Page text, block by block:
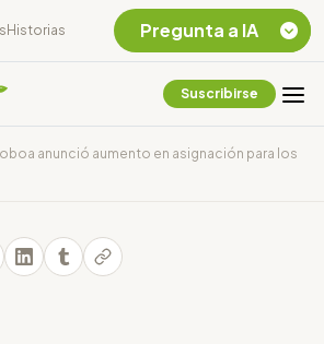
Historias
Suscribirse
anunció aumento en asignación para los
Pregunta a IA
Chevron Ecuador